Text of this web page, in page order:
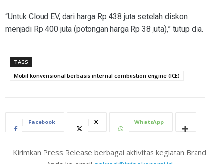
“Untuk Cloud EV, dari harga Rp 438 juta setelah diskon
menjadi Rp 400 juta (potongan harga Rp 38 juta),” tutup dia.
TAGS
Mobil konvensional berbasis internal combustion engine (ICE)
Facebook X WhatsApp
Kirimkan Press Release berbagai aktivitas kegiatan Brand